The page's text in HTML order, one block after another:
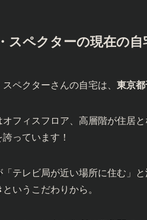
スペクターの現在の自
ペクターさんの自宅は、 東京
オフィスフロア、高層階が住居
っています！
「テレビ局が近い場所に住む」
というこだわりから。